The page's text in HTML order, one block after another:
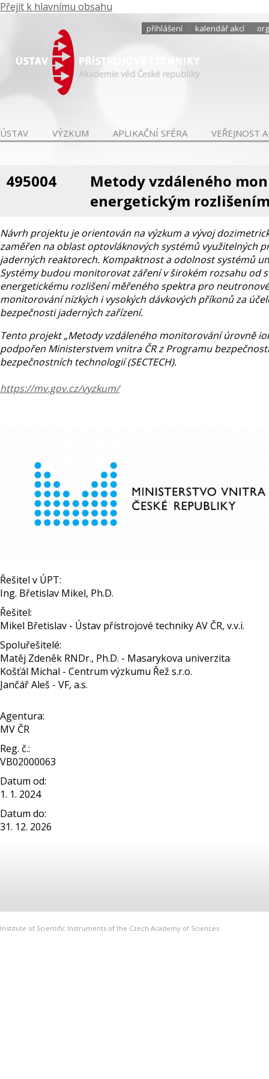
Přejít k hlavnímu obsahu
přihlášení kalendář akcí
ÚSTAV VÝZKUM APLIKAČNÍ SFÉRA VEŘEJNOST
495004
Metody vzdáleného
energetickým
Návrh projektu je orientován na výzkum a vývoj
zaměřen na oblast optovláknových systémů využitelných
jaderných reaktorech. Kompaktnost a odolnost systémů
Systémy budou monitorovat záření v širokém rozsahu od
energetickému rozlišení měřeného spektra pro
monitorování nízkých i vysokých dávkových příkonů za
bezpečnosti jaderných zařízení.
Tento projekt „Metody vzdáleného monitorování úrovně
podpořen Ministerstvem vnitra ČR z Programu
bezpečnostních technologií (SECTECH).
https://mv.gov.cz/vyzkum/
Řešitel v ÚPT:
Ing. Břetislav Mikel, Ph.D.
Řešitel:
Mikel Břetislav - Ústav přístrojové techniky AV ČR, v.v.i.
Spoluřešitelé:
Matěj Zdeněk RNDr., Ph.D. - Masarykova univerzita
Košťál Michal - Centrum výzkumu Řež s.r.o.
Jančář Aleš - VF, a.s.
Agentura:
MV ČR
Reg. č.:
VB02000063
Datum od:
1. 1. 2024
Datum do:
31. 12. 2026
Institute of Scientific Instruments of the Czech Academy of Sciences